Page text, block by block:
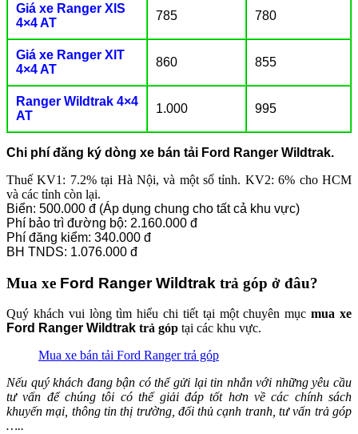
Giá xe Ranger XlS
4×4 AT
785 780
Giá xe Ranger XlT
4×4 AT
860 855
Ranger Wildtrak 4×4
AT
1.000 995
Chi phí đăng ký dòng xe bán tải Ford Ranger Wildtrak.
Thuế KV1: 7.2% tại Hà Nội, và một số tỉnh. KV2: 6% cho HCM
và các tỉnh còn lại.
Biển: 500.000 đ (Áp dụng chung cho tất cả khu vực)
Phí bảo trì đường bộ: 2.160.000 đ
Phí đăng kiểm: 340.000 đ
BH TNDS: 1.076.000 đ
Mua xe Ford Ranger Wildtrak trả góp ở đâu?
Quý khách vui lòng tìm hiểu chi tiết tại một chuyên mụcmua xe
Ford Ranger Wildtrak trả góp tại các khu vực.
Mua xe bán tải Ford Ranger trả góp
Nếu quý khách đang bận có thể gửi lại tin nhắn với những yêu cầu
tư vấn để chúng tôi có thể giải đáp tốt hơn về các chính sách
khuyến mại, thông tin thị trường, đối thủ cạnh tranh, tư vấn trả góp
…..